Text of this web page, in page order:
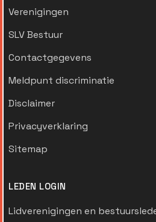
Verenigingen
SLV Bestuur
Contactgegevens
Meldpunt discriminatie
Disclaimer
Privacyverklaring
Sitemap
LEDEN LOGIN
Lidverenigingen en